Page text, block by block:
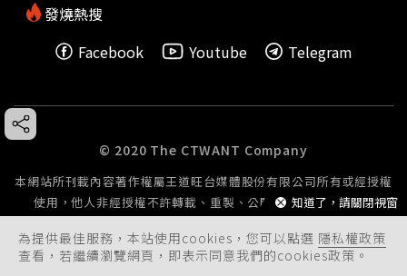
為提供最佳服務，本站使用cookies，您可以點選 隱私權政策
查看，若繼續瀏覽網頁，即表示同意我們的cookies政策。
知道了，請關閉視窗
發燒熱搜
Facebook
Youtube Telegram
© 2020 The CTWANT Company
本網站所刊載內容著作權屬王道旺台媒體股份有限公司所有或經授權
使用，他人非經授權不許轉載、重製、公開播送或公開傳輸。